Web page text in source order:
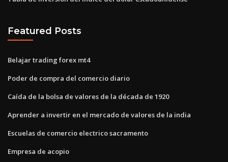
Featured Posts
Belajar trading forex mt4
Poder de compra del comercio diario
Caída de la bolsa de valores de la década de 1920
Aprender a invertir en el mercado de valores de la india
Escuelas de comercio electrico sacramento
Empresa de acopio